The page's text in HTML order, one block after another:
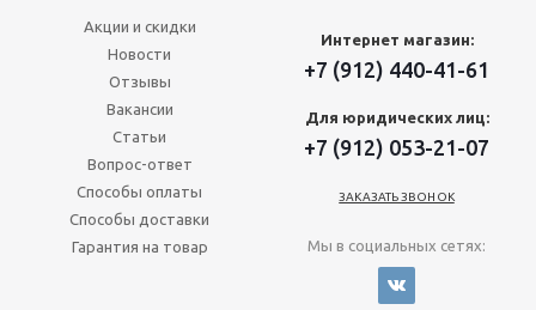
Акции и скидки
Новости
Отзывы
Вакансии
Статьи
Вопрос-ответ
Способы оплаты
Способы доставки
Гарантия на товар
Интернет магазин:
+7 (912) 440-41-61
Для юридических лиц:
+7 (912) 053-21-07
ЗАКАЗАТЬ ЗВОНОК
Мы в социальных сетях: